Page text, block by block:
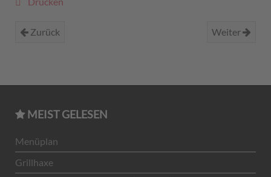
Zurück Weiter
MEIST GELESEN
Menüplan
Grillhaxe